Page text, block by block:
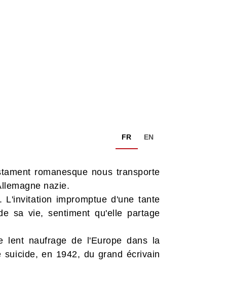
FR EN
romanesque nous transporte
nazie.
impromptue d'une tante
sa vie, sentiment qu'elle partage
lent naufrage de l'Europe dans la
en 1942, du grand écrivain